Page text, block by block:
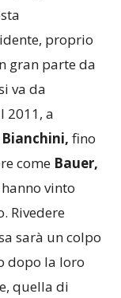
proprio
gran parte da
va da
2011, a
Bianchini, fino
come Bauer,
vinto
Rivedere
sarà un colpo
dopo la loro
quella di